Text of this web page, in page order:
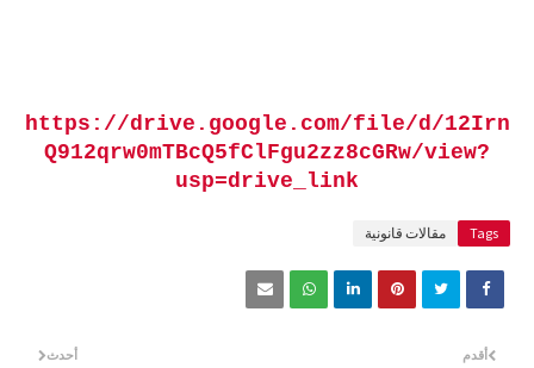
https://drive.google.com/file/d/12Irn
Q912qrw0mTBcQ5fClFgu2zz8cGRw/view?
usp=drive_link
Tags مقالات قانونية
أحدث أقدم